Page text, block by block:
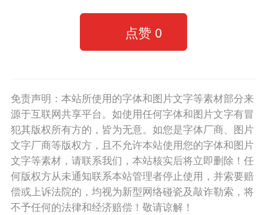
点赞 0
免责声明：本站所使用的字体和图片文字等素材部分来
源于互联网共享平台。如使用任何字体和图片文字有冒
犯其版权所有方的，皆为无意。如您是字体厂商、图片
文字厂商等版权方，且不允许本站使用您的字体和图片
文字等素材，请联系我们，本站核实后将立即删除！任
何版权方从未通知联系本站管理者停止使用，并索要赔
偿或上诉法院的，均视为新型网络碰瓷及敲诈勒索，将
不予任何的法律和经济赔偿！敬请谅解！